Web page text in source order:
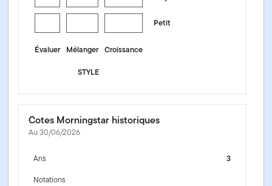
Petit
Évaluer Mélanger Croissance
STYLE
Cotes Morningstar historiques
Au 30/06/2026
Ans
3
Notations